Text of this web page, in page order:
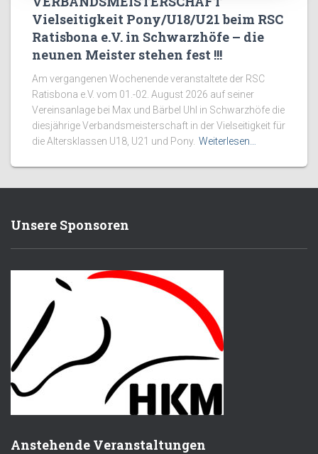
Vielseitigkeit Pony/U18/U21 beim RSC
Ratisbona e.V. in Schwarzhöfe – die
neunen Meister stehen fest !!!
Am vergangenen Wochenende veranstaltete der RSC
Ratisbona e.V. vom 01.-02. August 2026 auf seiner
Vereinsanlage bei Max und Bärbel Uhl in Schwarzhöfe die
diesjährige Verbandsmeisterschaft in der Vielseitigkeit für
die Altersklassen U18, U21 und Pony. Weiterlesen…
Unsere Sponsoren
Anstehende Veranstaltungen